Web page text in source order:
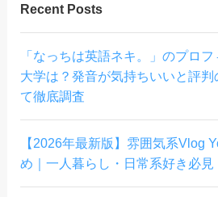
Recent Posts
「なっちは英語ネキ。」のプロ
大学は？発音が気持ちいいと評
て徹底調査
【2026年最新版】雰囲気系Vlog
め｜一人暮らし・日常系好き必見